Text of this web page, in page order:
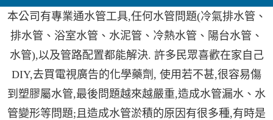
本公司有專業通水管工具,任何水管問題(冷氣排水管、
排水管、浴室水管、水泥管、冷熱水管、陽台水管、
水管),以及管路配置都能解決. 許多民眾喜歡在家自己
DIY,去買電視廣告的化學藥劑, 使用若不甚,很容易傷
到塑膠屬水管,最後問題越來越嚴重,造成水管漏水、水
管變形等問題;且造成水管淤積的原因有很多種,有時是